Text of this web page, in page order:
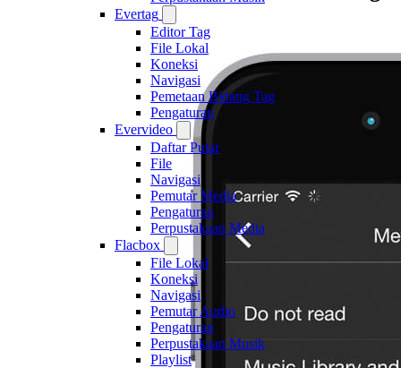
Evertag
Editor Tag
File Lokal
Koneksi
Navigasi
Pemetaan Bidang Tag
Pengaturan
Evervideo
Daftar Putar
File
Navigasi
Pemutar Media
Pengaturan
Perpustakaan Media
Flacbox
File Lokal
Koneksi
Navigasi
Pemutar Audio
Pengaturan
Perpustakaan Musik
Playlist